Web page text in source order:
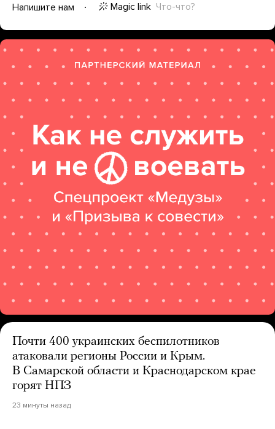
Напишите нам
Magic link Что-что?
Почти 400 украинских беспилотников
атаковали регионы России и Крым.
В Самарской области и Краснодарском крае
горят НПЗ
23 минуты назад